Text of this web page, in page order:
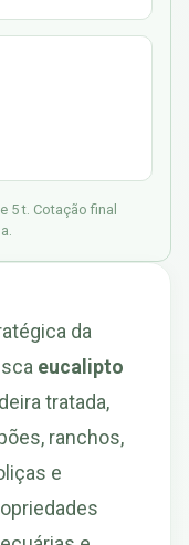
5 t. Cotação final
da
eucalipto
tratada,
ranchos,
e